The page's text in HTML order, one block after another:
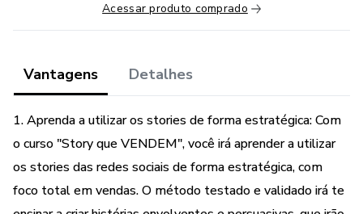
Acessar produto comprado
Vantagens Detalhes
1. Aprenda a utilizar os stories de forma estratégica: Com
o curso "Story que VENDEM", você irá aprender a utilizar
os stories das redes sociais de forma estratégica, com
foco total em vendas. O método testado e validado irá te